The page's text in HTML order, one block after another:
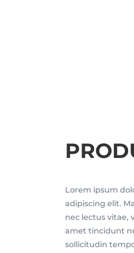
Lorem ipsum
adipiscing elit.
nec lectus vitae,
amet tincidunt
sollicitudin